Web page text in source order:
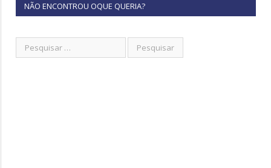
NÃO ENCONTROU OQUE QUERIA?